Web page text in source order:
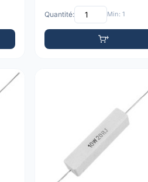
Quantité: Min: 1